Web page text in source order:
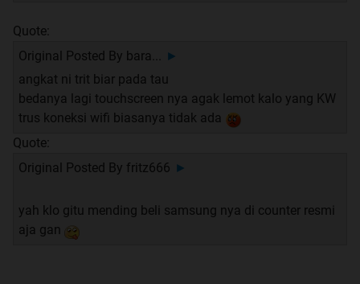
Quote:
Original Posted By bara...
►
angkat ni trit biar pada tau
bedanya lagi touchscreen nya agak lemot kalo yang KW
trus koneksi wifi biasanya tidak ada
Quote:
Original Posted By fritz666 ►
yah klo gitu mending beli samsung nya di counter resmi
aja gan